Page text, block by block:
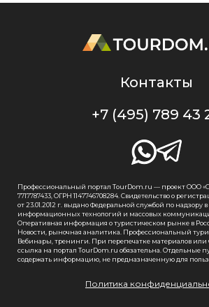
Контакты
+7 (495) 789 43
Профессиональный портал TourDom.ru — проект ООО
7717787433, ОГРН 1147746708284. Свидетельство о
от 23.01.2012 г. выдано Федеральной службой по надзору в
информационных технологий и массовых
Оперативная информация о туристическом рынке в
Новости, рыночная аналитика. Профессиональный
Вебинары, тренинги. При перепечатке материалов
ссылка на портал TourDom.ru обязательна. Отдельные
содержать информацию, не предназначенную для
Политика